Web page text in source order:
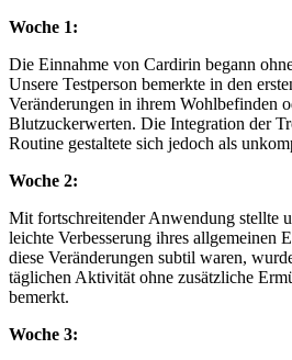
Woche 1:
Die Einnahme von Cardirin begann
Unsere Testperson bemerkte in den
Veränderungen in ihrem Wohlbefinden
Blutzuckerwerten. Die Integration der
Routine gestaltete sich jedoch als
Woche 2:
Mit fortschreitender Anwendung stellte
leichte Verbesserung ihres allgemeinen
diese Veränderungen subtil waren,
täglichen Aktivität ohne zusätzliche
bemerkt.
Woche 3: